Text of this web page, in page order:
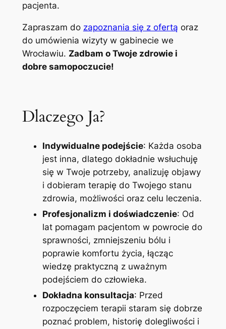
pacjenta.
Zapraszam do zapoznania się z ofertą oraz
do umówienia wizyty w gabinecie we
Wrocławiu. Zadbam o Twoje zdrowie i
dobre samopoczucie!
Dlaczego Ja?
Indywidualne podejście: Każda osoba
jest inna, dlatego dokładnie wsłuchuję
się w Twoje potrzeby, analizuję objawy
i dobieram terapię do Twojego stanu
zdrowia, możliwości oraz celu leczenia.
Profesjonalizm i doświadczenie: Od
lat pomagam pacjentom w powrocie do
sprawności, zmniejszeniu bólu i
poprawie komfortu życia, łącząc
wiedzę praktyczną z uważnym
podejściem do człowieka.
Dokładna konsultacja: Przed
rozpoczęciem terapii staram się dobrze
poznać problem, historię dolegliwości i